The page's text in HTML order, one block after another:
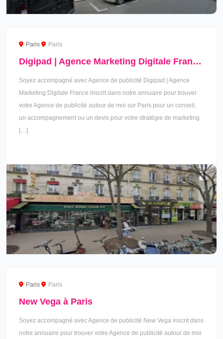
Paris Paris
Digipad | Agence Marketing Digitale France à Paris
Soyez accompagné avec Agence de publicité Digipad | Agence
Marketing Digitale France inscrit dans notre annuaire pour trouver
votre Agence de publicité autour de moi sur Paris pour un conseil,
un accompagnement ou un devis pour votre stratégie de marketing
[…]
Paris Paris
New Vega à Paris
Soyez accompagné avec Agence de publicité New Vega inscrit dans
notre annuaire pour trouver votre Agence de publicité autour de moi